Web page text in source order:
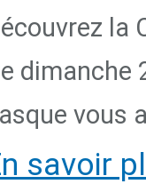
la
dimanche
vous
savoir